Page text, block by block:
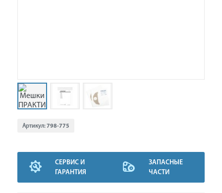
Артикул:798-775
СЕРВИС И
ГАРАНТИЯ
ЗАПАСНЫЕ
ЧАСТИ